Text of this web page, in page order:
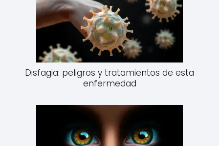
Disfagia: peligros y tratamientos de esta
enfermedad